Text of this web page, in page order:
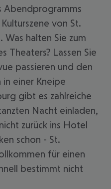
Abendprogramms
von St.
Was halten Sie zum
Theaters? Lassen Sie
passieren und den
in einer Kneipe
gibt es zahlreiche
Nacht einladen,
zurück ins Hotel
schon - St.
für einen
bestimmt nicht